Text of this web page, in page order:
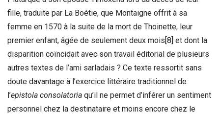
fille, traduite par La Boétie, que Montaigne offrit à sa
femme en 1570 à la suite de la mort de Thoinette, leur
premier enfant, âgée de seulement deux mois[8] et dont la
disparition coïncidait avec son travail éditorial de plusieurs
autres textes de l’ami sarladais ? Ce texte ressortit sans
doute davantage à l’exercice littéraire traditionnel de
l’epistola consolatoria qu’il ne permet d’inférer un sentiment
personnel chez la destinataire et moins encore chez le